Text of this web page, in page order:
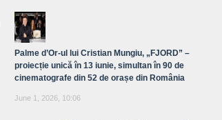
Palme d’Or-ul lui Cristian Mungiu, „FJORD” –
proiecție unică în 13 iunie, simultan în 90 de
cinematografe din 52 de orașe din România
June 1, 2026, 10:06